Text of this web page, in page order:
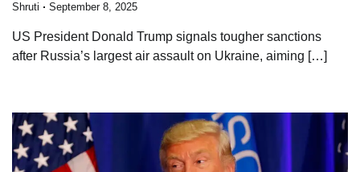
Shruti September 8, 2025
US President Donald Trump signals tougher sanctions
after Russia’s largest air assault on Ukraine, aiming […]